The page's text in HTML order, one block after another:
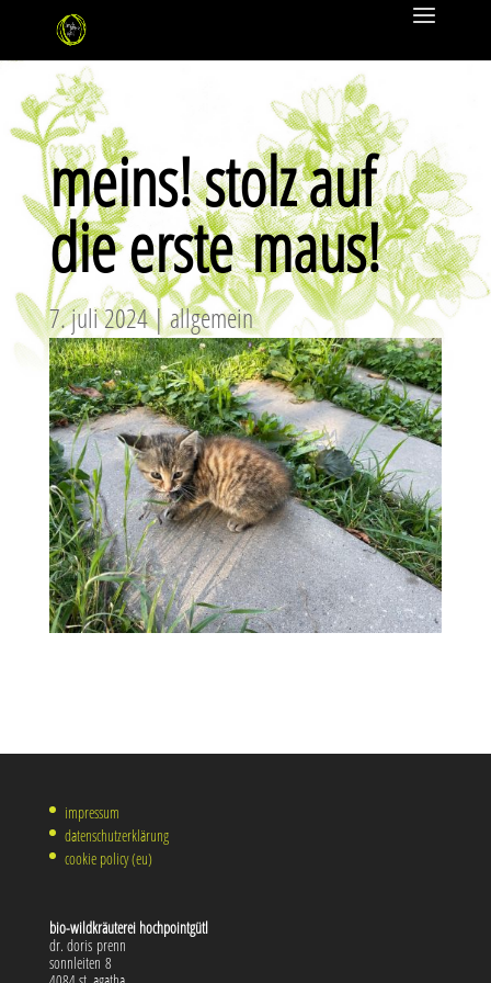
meins! stolz auf
die erste maus!
7. juli 2024|allgemein
impressum
datenschutzerklärung
cookie policy (eu)
bio-wild­kräu­te­rei hochpointgütl
dr. doris prenn
sonn­lei­ten 8